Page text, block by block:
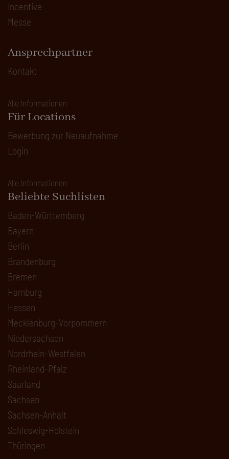
Incentive
Messe
Ansprechpartner
Kontakt
Alle Informationen
Für Locations
Bewerbung zur Neuaufnahme
Login
Alle Informationen
Beliebte Suchlisten
Baden-Württemberg
Bayern
Berlin
Brandenburg
Bremen
Hamburg
Hessen
Mecklenburg-Vorpommern
Niedersachsen
Nordrhein-Westfalen
Rheinland-Pfalz
Saarland
Sachsen
Sachsen-Anhalt
Schleswig-Holstein
Thüringen